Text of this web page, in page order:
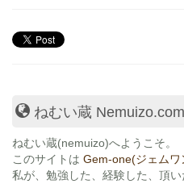
ねむい蔵 Nemuizo.com
ねむい蔵(nemuizo)へようこそ。
このサイトは Gem-one(ジェムワ
私が、勉強した、経験した、頂